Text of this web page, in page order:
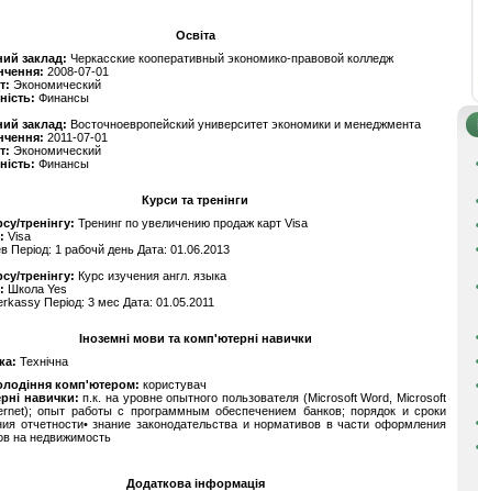
Освіта
заклад: Черкасские кооперативный экономико-правовой колледж
2008-07-01
Экономический
Финансы
заклад: Восточноевропейский университет экономики и менеджмента
2011-07-01
Экономический
Финансы
Курси та тренінги
тренінгу: Тренинг по увеличению продаж карт Visa
Visa
Період: 1 рабочй день Дата: 01.06.2013
тренінгу: Курс изучения англ. языка
Школа Yes
Період: 3 мес Дата: 01.05.2011
Іноземні мови та комп'ютерні навички
Технічна
комп'ютером: користувач
навички: п.к. на уровне опытного пользователя (Microsoft Word, Microsoft
опыт работы с программным обеспечением банков; порядок и сроки
отчетности• знание законодательства и нормативов в части оформления
на недвижимость
Додаткова інформація